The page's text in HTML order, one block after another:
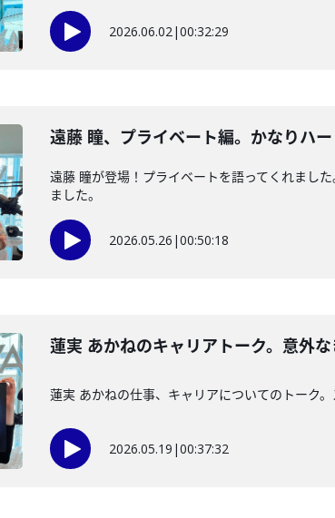
2026.06.02|00:32:29
遠藤 瞳、プライベート編。かなりハ
遠藤 瞳が登場！プライベートを語ってくれまし
ました。
2026.05.26 |00:50:18
蓮実 あかねのキャリアトーク。意外
蓮実 あかねの仕事、キャリアについてのトーク
2026.05.19 |00:37:32